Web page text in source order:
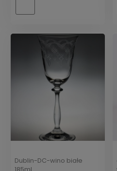
Dublin-DC-wino białe